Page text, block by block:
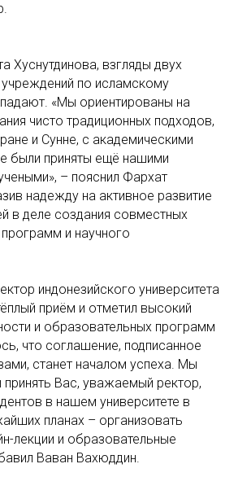
Хуснутдинова, взгляды двух
по исламскому
«Мы ориентированы на
чисто традиционных подходов,
и Сунне, с академическими
были приняты ещё нашими
– пояснил Фархат
надежду на активное развитие
в деле создания совместных
и научного
индонезийского университета
приём и отметил высокий
и образовательных программ
что соглашение, подписанное
станет началом успеха. Мы
Вас, уважаемый ректор,
в нашем университете в
планах – организовать
лекции и образовательные
Ваван Вахюддин.